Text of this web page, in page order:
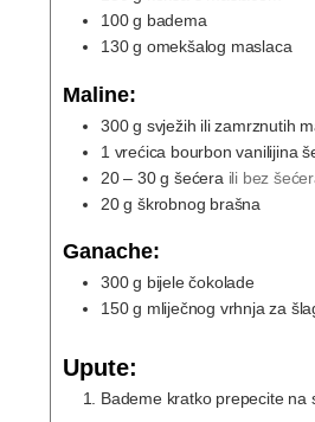
100 g badema
130 g omekšalog maslaca
Maline:
300 g svježih ili zamrznutih
1 vrećica bourbon vanilijina
20 – 30 g šećera ili bez
20 g škrobnog brašna
Ganache:
300 g bijele čokolade
150 g mliječnog vrhnja za
Upute:
Bademe kratko prepecite na